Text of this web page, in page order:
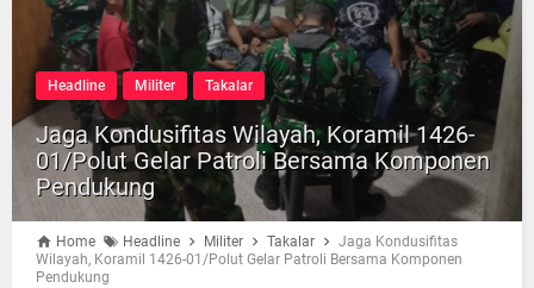
Headline Militer Takalar
Jaga Kondusifitas Wilayah, Koramil 1426-
01/Polut Gelar Patroli Bersama Komponen
Pendukung
Home Headline Militer Takalar
Jaga Kondusifitas
Wilayah, Koramil 1426-01/Polut Gelar Patroli Bersama Komponen
Pendukung